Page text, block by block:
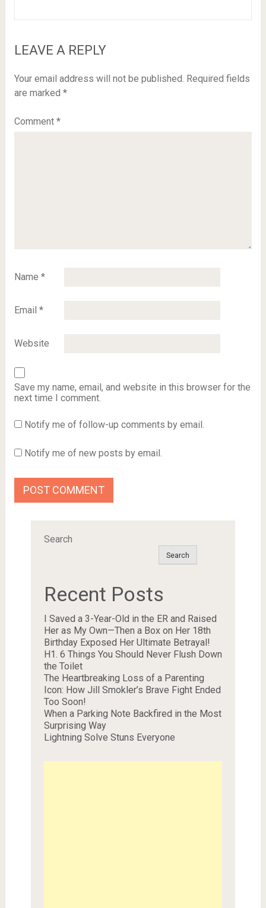
LEAVE A REPLY
Your email address will not be published. Required fields
are marked *
Comment *
Name *
Email *
Website
Save my name, email, and website in this browser for the
next time I comment.
Notify me of follow-up comments by email.
Notify me of new posts by email.
Search
Search
Recent Posts
I Saved a 3-Year-Old in the ER and Raised
Her as My Own—Then a Box on Her 18th
Birthday Exposed Her Ultimate Betrayal!
H1. 6 Things You Should Never Flush Down
the Toilet
The Heartbreaking Loss of a Parenting
Icon: How Jill Smokler’s Brave Fight Ended
Too Soon!
When a Parking Note Backfired in the Most
Surprising Way
Lightning Solve Stuns Everyone